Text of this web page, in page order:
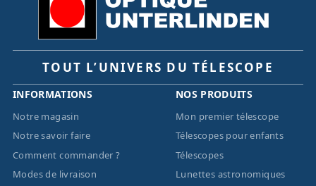
TOUT L’UNIVERS DU TÉLESCOPE
INFORMATIONS
Notre magasin
Notre savoir faire
Comment commander ?
Modes de livraison
NOS PRODUITS
Mon premier télescope
Télescopes pour enfants
Télescopes
Lunettes astronomiques